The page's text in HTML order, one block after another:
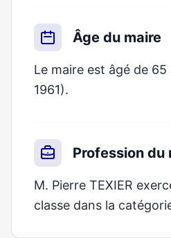
Âge du maire
Le maire est âgé de
1961).
Profession du
M. Pierre TEXIER
classe dans la